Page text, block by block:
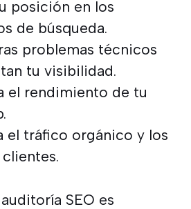
posición en los
de búsqueda.
problemas técnicos
tu visibilidad.
el rendimiento de tu
el tráfico orgánico y los
SEO es